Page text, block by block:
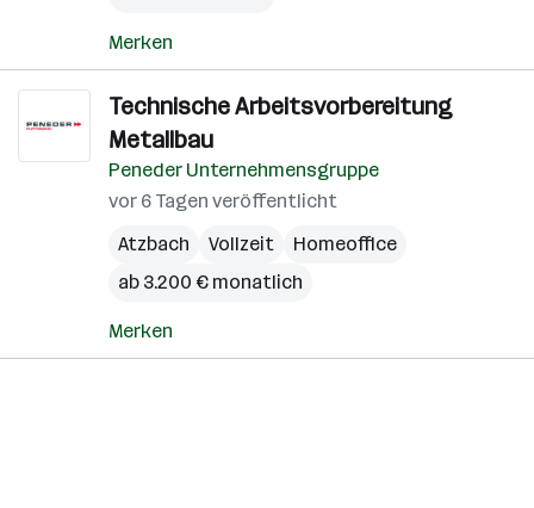
Merken
Technische Arbeitsvorbereitung
Metallbau
Peneder Unternehmensgruppe
vor 6 Tagen veröffentlicht
Atzbach
Vollzeit
Homeoffice
ab 3.200 € monatlich
Merken